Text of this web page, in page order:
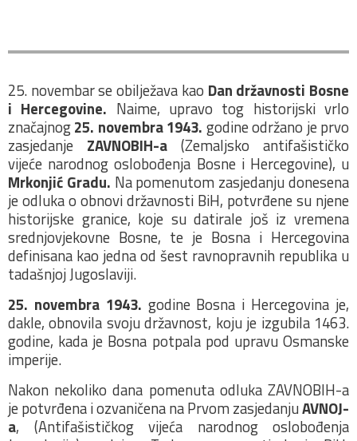
25. novembar se obilježava kao Dan državnosti Bosne
i Hercegovine. Naime, upravo tog historijski vrlo
značajnog25. novembra 1943. godine održano je prvo
zasjedanje ZAVNOBIH-a (Zemaljsko antifašističko
vijeće narodnog oslobođenja Bosne i Hercegovine), u
Mrkonjić Gradu. Na pomenutom zasjedanju donesena
je odluka o obnovi državnosti BiH, potvrđene su njene
historijske granice, koje su datirale još iz vremena
srednjovjekovne Bosne, te je Bosna i Hercegovina
definisana kao jedna od šest ravnopravnih republika u
tadašnjoj Jugoslaviji.
25. novembra 1943. godine Bosna i Hercegovina je,
dakle, obnovila svoju državnost, koju je izgubila 1463.
godine, kada je Bosna potpala pod upravu Osmanske
imperije.
Nakon nekoliko dana pomenuta odluka ZAVNOBIH-a
je potvrđena i ozvaničena na Prvom zasjedanjuAVNOJ-
a, (Antifašističkog vijeća narodnog oslobođenja